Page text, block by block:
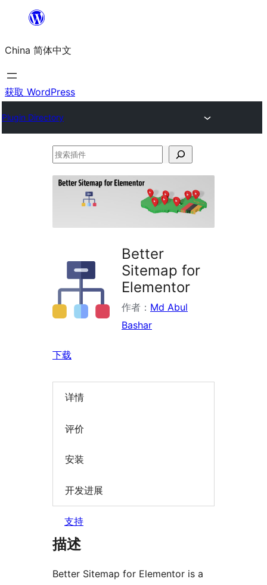
内
容
China 简体中文
获取 WordPress
Plugin Directory
搜
插
Better
Sitemap for
Elementor
作者： Md Abul
Bashar
下载
详情
评价
安装
开发进展
支持
描述
Better Sitemap for Elementor is a